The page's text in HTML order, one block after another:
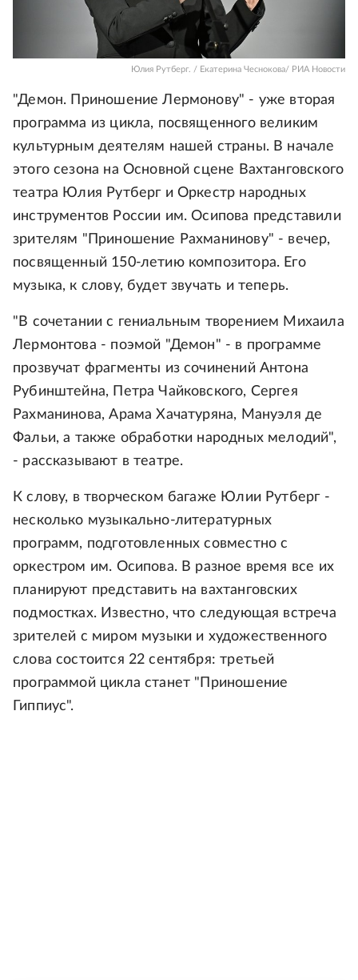
Юлия Рутберг. / Екатерина Чеснокова/ РИА Новости
"Демон. Приношение Лермонову" - уже вторая
программа из цикла, посвященного великим
культурным деятелям нашей страны. В начале
этого сезона на Основной сцене Вахтанговского
театра Юлия Рутберг и Оркестр народных
инструментов России им. Осипова представили
зрителям "Приношение Рахманинову" - вечер,
посвященный 150-летию композитора. Его
музыка, к слову, будет звучать и теперь.
"В сочетании с гениальным творением Михаила
Лермонтова - поэмой "Демон" - в программе
прозвучат фрагменты из сочинений Антона
Рубинштейна, Петра Чайковского, Сергея
Рахманинова, Арама Хачатуряна, Мануэля де
Фальи, а также обработки народных мелодий",
- рассказывают в театре.
К слову, в творческом багаже Юлии Рутберг -
несколько музыкально-литературных
программ, подготовленных совместно с
оркестром им. Осипова. В разное время все их
планируют представить на вахтанговских
подмостках. Известно, что следующая встреча
зрителей с миром музыки и художественного
слова состоится 22 сентября: третьей
программой цикла станет "Приношение
Гиппиус".